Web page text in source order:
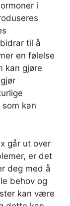
i
til å
en følelse
kan gjøre
kan
går ut over
er det
deg med å
behov og
kan være